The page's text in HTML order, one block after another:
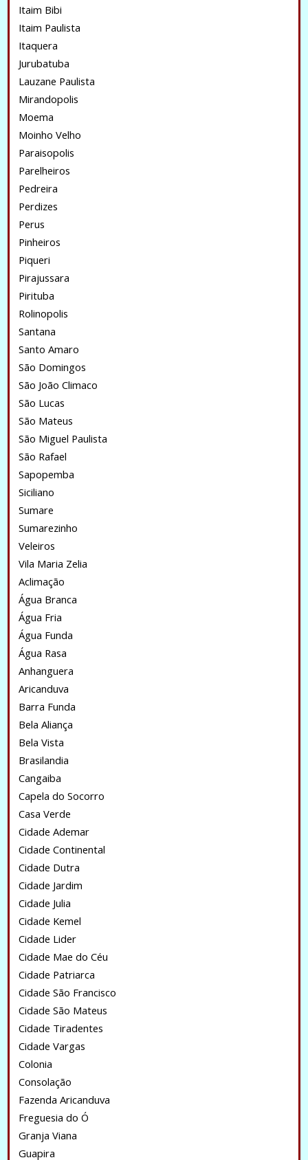
Itaim Bibi
Itaim Paulista
Itaquera
Jurubatuba
Lauzane Paulista
Mirandopolis
Moema
Moinho Velho
Paraisopolis
Parelheiros
Pedreira
Perdizes
Perus
Pinheiros
Piqueri
Pirajussara
Pirituba
Rolinopolis
Santana
Santo Amaro
São Domingos
São João Climaco
São Lucas
São Mateus
São Miguel Paulista
São Rafael
Sapopemba
Siciliano
Sumare
Sumarezinho
Veleiros
Vila Maria Zelia
Aclimação
Água Branca
Água Fria
Água Funda
Água Rasa
Anhanguera
Aricanduva
Barra Funda
Bela Aliança
Bela Vista
Brasilandia
Cangaiba
Capela do Socorro
Casa Verde
Cidade Ademar
Cidade Continental
Cidade Dutra
Cidade Jardim
Cidade Julia
Cidade Kemel
Cidade Lider
Cidade Mae do Céu
Cidade Patriarca
Cidade São Francisco
Cidade São Mateus
Cidade Tiradentes
Cidade Vargas
Colonia
Consolação
Fazenda Aricanduva
Freguesia do Ó
Granja Viana
Guapira